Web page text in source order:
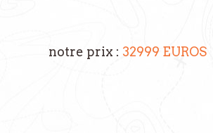
notre prix : 32999 EUROS